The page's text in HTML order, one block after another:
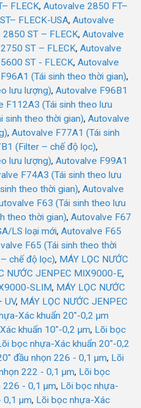
FLECK, Autovalve 2850 FT–
FLECK-USA, Autovalve
ST – FLECK, Autovalve
ST – FLECK, Autovalve
ST - FLECK, Autovalve
(Tái sinh theo thời gian),
lưu lượng), Autovalve F96B1
F112A3 (Tái sinh theo lưu
sinh theo thời gian), Autovalve
, Autovalve F77A1 (Tái sinh
(Filter – chế độ lọc),
lưu lượng), Autovalve F99A1
F74A3 (Tái sinh theo lưu
theo thời gian), Autovalve
F63 (Tái sinh theo lưu
theo thời gian), Autovalve F67
LS loại mới, Autovalve F65
F65 (Tái sinh theo thời
chế độ lọc), MÁY LỌC NƯỚC
NƯỚC JENPEC MIX9000-E,
SLIM, MÁY LỌC NƯỚC
UV, MÁY LỌC NƯỚC JENPEC
Xác khuẩn 20"-0,2 µm
khuẩn 10"-0,2 µm, Lõi bọc
bọc nhựa-Xác khuẩn 20"-0,2
đầu nhọn 226 - 0,1 µm, Lõi
222 - 0,1 µm, Lõi bọc
226 - 0,1 µm, Lõi bọc nhựa-
0,1 µm, Lõi bọc nhựa-Xác